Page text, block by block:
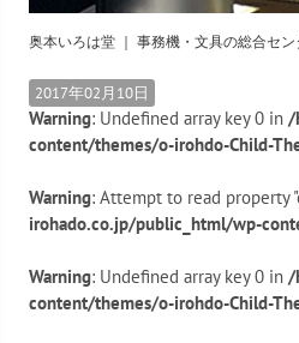
奥本いろは堂 ｜ 事務機・文具の総合セン
2017年02月10日
Warning: Undefined array key 0 in /
content/themes/o-irohdo-Child-
Warning: Attempt to read property
irohado.co.jp/public_html/wp-
Warning: Undefined array key 0 in /
content/themes/o-irohdo-Child-